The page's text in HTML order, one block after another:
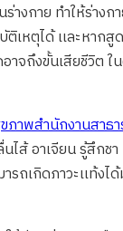
กาย ทำให้ร่างก
เหตุได้ เเละหา
าจถึงขั้นเสียชีวิต
ภาพสำนักงานสาธ
อาเจียน รู้สึกช
ถเกิดภาวะเเท้